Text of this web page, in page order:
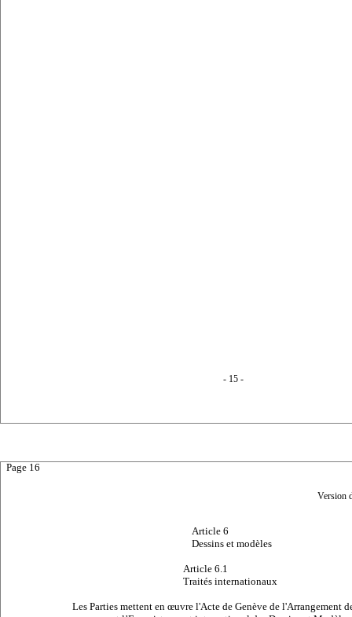
- 15 -
Page 16
Version
Article 6
Dessins et modèles
Article 6.1
Traités internationaux
Les Parties mettent en œuvre l'Acte de Genève de l'Arrangement